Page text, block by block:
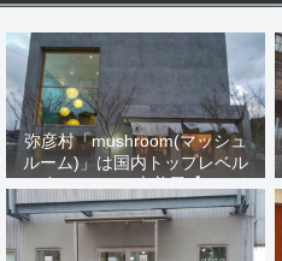
弥彦村「mushroom(マッシュ
ルーム)」は国内トップレベル
のヴィンテージ古着屋【オーナ
ーが米国で厳選買い付け】